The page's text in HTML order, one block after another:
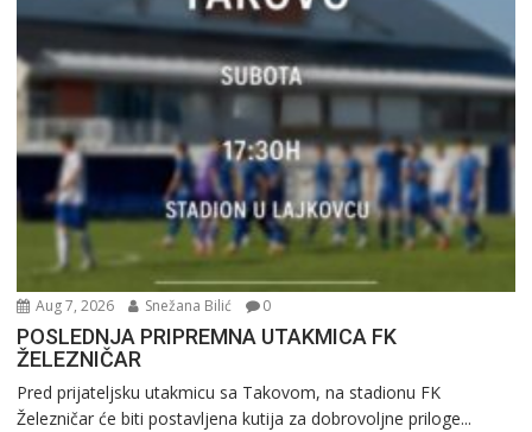
Aug 7, 2026 Snežana Bilić 0
POSLEDNJA PRIPREMNA UTAKMICA FK
ŽELEZNIČAR
Pred prijateljsku utakmicu sa Takovom, na stadionu FK
Železničar će biti postavljena kutija za dobrovoljne priloge...